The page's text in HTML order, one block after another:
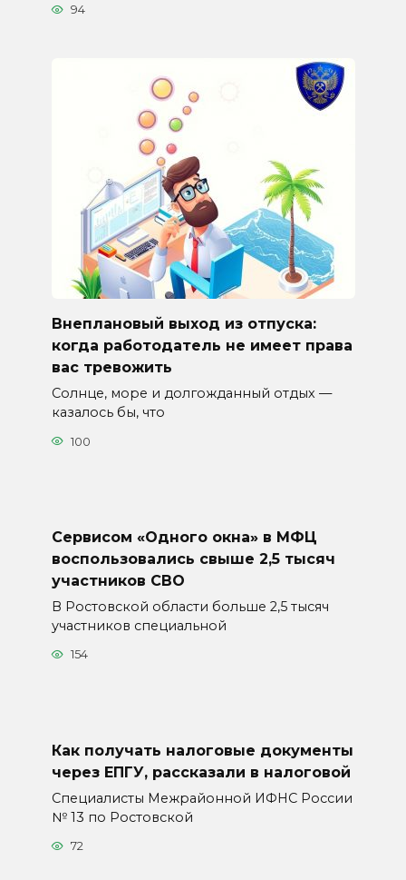
94
Внеплановый выход из отпуска:
когда работодатель не имеет права
вас тревожить
Солнце, море и долгожданный отдых —
казалось бы, что
100
Сервисом «Одного окна» в МФЦ
воспользовались свыше 2,5 тысяч
участников СВО
В Ростовской области больше 2,5 тысяч
участников специальной
154
Как получать налоговые документы
через ЕПГУ, рассказали в налоговой
Специалисты Межрайонной ИФНС России
№ 13 по Ростовской
72